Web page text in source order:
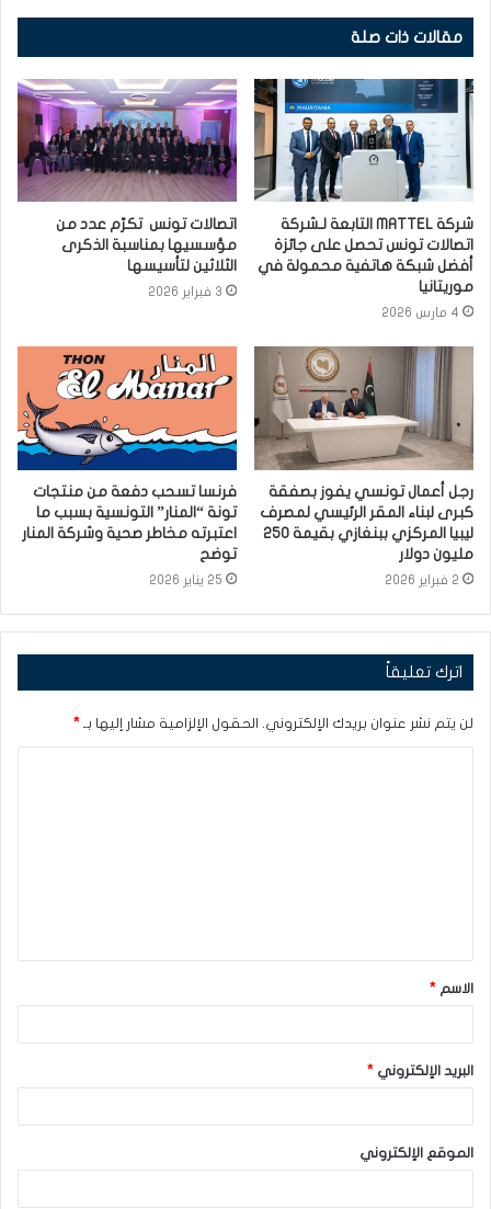
مقالات ذات صلة
شركة MATTEL التابعة لـشركة
اتصالات تونس تحصل على جائزة
أفضل شبكة هاتفية محمولة في
موريتانيا
4 مارس 2026
اتصالات تونس تكرّم عدد من
مؤسسيها بمناسبة الذكرى
الثلاثين لتأسيسها
3 فبراير 2026
رجل أعمال تونسي يفوز بصفقة
كبرى لبناء المقر الرئيسي لمصرف
ليبيا المركزي ببنغازي بقيمة 250
مليون دولار
2 فبراير 2026
فرنسا تسحب دفعة من منتجات
تونة “المنار” التونسية بسبب ما
اعتبرته مخاطر صحية وشركة المنار
توضح
25 يناير 2026
اترك تعليقاً
لن يتم نشر عنوان بريدك الإلكتروني. الحقول الإلزامية مشار إليها بـ *
ق
*
الاسم *
البريد الإلكتروني *
الموقع الإلكتروني